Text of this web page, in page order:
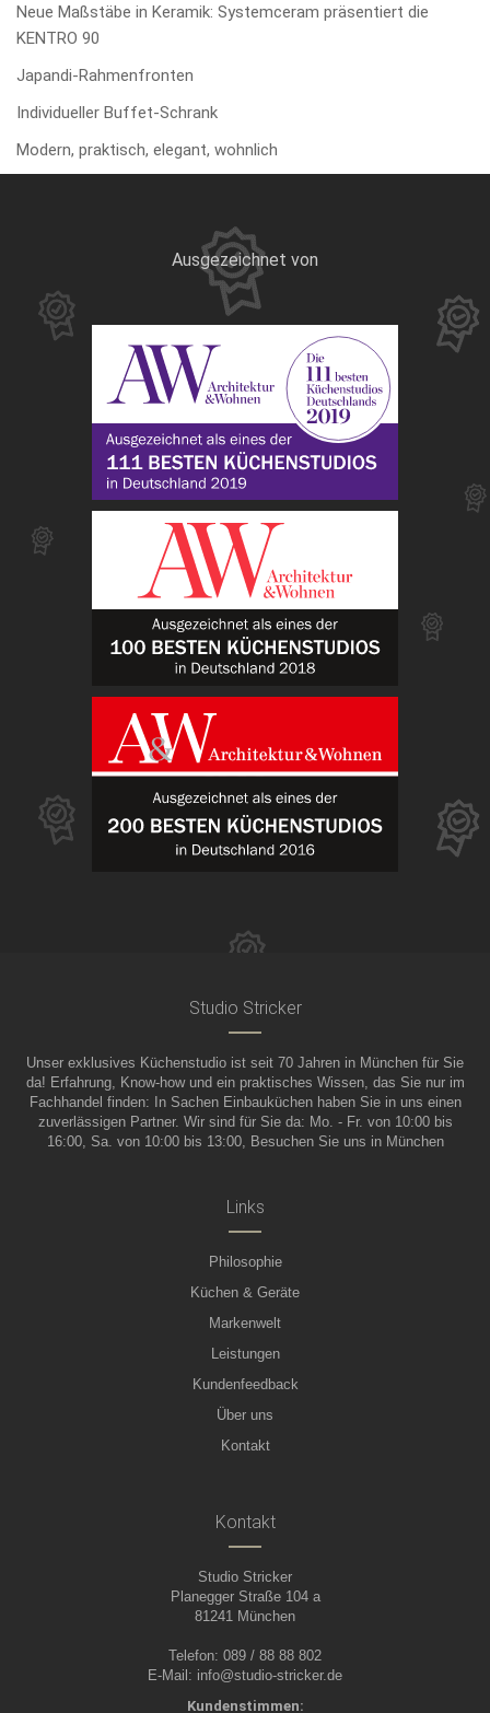
Neue Maßstäbe in Keramik: Systemceram präsentiert die
KENTRO 90
Japandi-Rahmenfronten
Individueller Buffet-Schrank
Modern, praktisch, elegant, wohnlich
Ausgezeichnet von
Studio Stricker
Unser exklusives Küchenstudio ist seit 70 Jahren in München für Sie
da! Erfahrung, Know-how und ein praktisches Wissen, das Sie nur im
Fachhandel finden: In Sachen Einbauküchen haben Sie in uns einen
zuverlässigen Partner. Wir sind für Sie da: Mo. - Fr. von 10:00 bis
16:00, Sa. von 10:00 bis 13:00, Besuchen Sie uns in München
Links
Philosophie
Küchen & Geräte
Markenwelt
Leistungen
Kundenfeedback
Über uns
Kontakt
Kontakt
Studio Stricker
Planegger Straße 104 a
81241 München
Telefon: 089 / 88 88 802
E-Mail: info@studio-stricker.de
Kundenstimmen: